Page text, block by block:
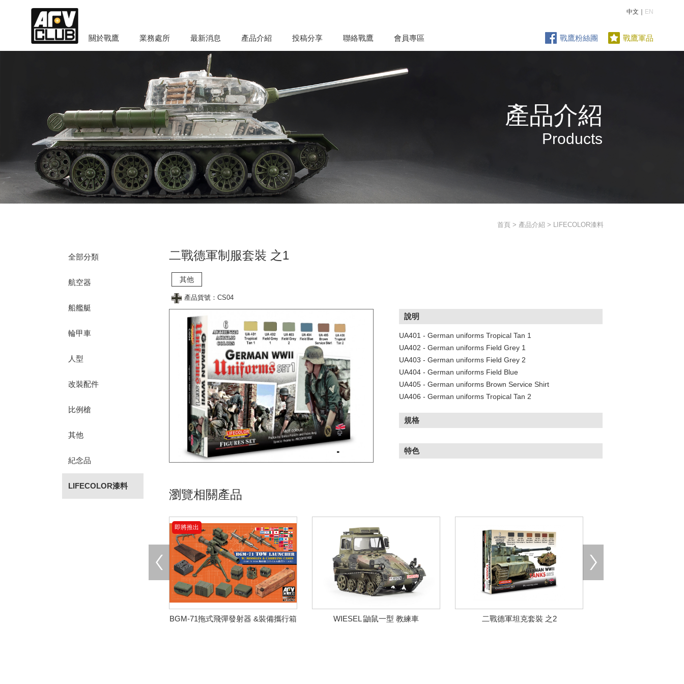
中文｜ EN
關於戰鷹 業務處所 最新消息 產品介紹 投稿分享 聯絡戰鷹 會員專區 戰鷹粉絲團 戰鷹軍品
產品介紹
Products
全部分類
航空器
船艦艇
輪甲車
人型
改裝配件
比例槍
其他
紀念品
LIFECOLOR漆料
首頁 > 產品介紹 > LIFECOLOR漆料
二戰德軍制服套裝 之1
其他
產品貨號：CS04
說明
UA401 - German uniforms Tropical Tan 1
UA402 - German uniforms Field Grey 1
UA403 - German uniforms Field Grey 2
UA404 - German uniforms Field Blue
UA405 - German uniforms Brown Service Shirt
UA406 - German uniforms Tropical Tan 2
規格
特色
瀏覽相關產品
即將推出
BGM-71拖式飛彈發射器 &裝備攜行箱 WIESEL 鼬鼠一型 教練車 二戰德軍坦克套裝 之2